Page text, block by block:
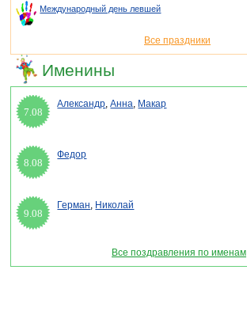
Международный день левшей
Все праздники
Именины
7.08
Александр,Анна, Макар
8.08
Федор
9.08
Герман, Николай
Все поздравления по именам